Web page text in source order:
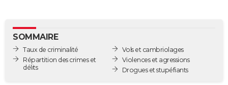
GUIDES D'ACHAT
BONS PLANS
SOMMAIRE
Taux de criminalité
Répartition des crimes et
délits
Vols et cambriolages
Violences et agressions
Drogues et stupéfiants